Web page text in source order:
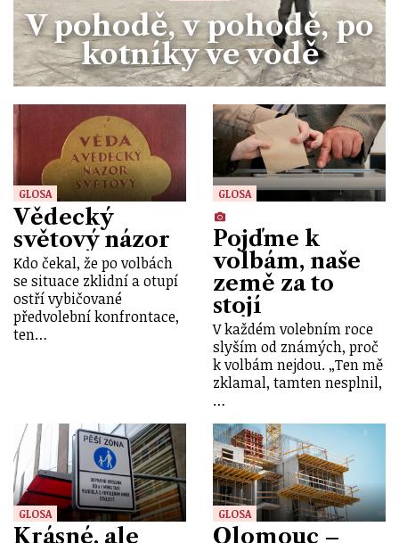
V pohodě, v pohodě, po
kotníky ve vodě
GLOSA
Vědecký
světový názor
Kdo čekal, že po volbách
se situace zklidní a otupí
ostří vybičované
předvolební konfrontace,
ten…
GLOSA
Pojďme k
volbám, naše
země za to
stojí
V každém volebním roce
slyším od známých, proč
k volbám nejdou. „Ten mě
zklamal, tamten nesplnil,
…
GLOSA
Krásné, ale
GLOSA
Olomouc –